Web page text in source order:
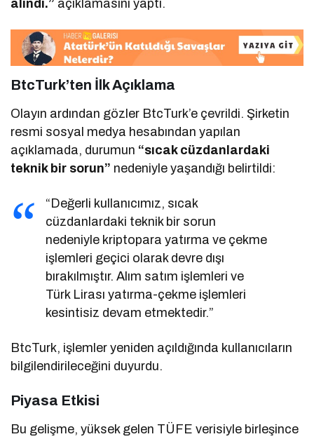
alındı.” açıklamasını yaptı.
BtcTurk’ten İlk Açıklama
Olayın ardından gözler BtcTurk’e çevrildi. Şirketin
resmi sosyal medya hesabından yapılan
açıklamada, durumun “sıcak cüzdanlardaki
teknik bir sorun” nedeniyle yaşandığı belirtildi:
“Değerli kullanıcımız, sıcak
cüzdanlardaki teknik bir sorun
nedeniyle kriptopara yatırma ve çekme
işlemleri geçici olarak devre dışı
bırakılmıştır. Alım satım işlemleri ve
Türk Lirası yatırma-çekme işlemleri
kesintisiz devam etmektedir.”
BtcTurk, işlemler yeniden açıldığında kullanıcıların
bilgilendirileceğini duyurdu.
Piyasa Etkisi
Bu gelişme, yüksek gelen TÜFE verisiyle birleşince